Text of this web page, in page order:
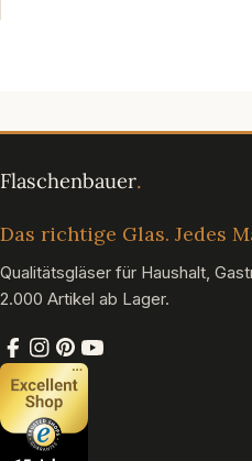
Das richtige Glas. Jedes
Qualitätsgläser für Haushalt,
2.000 Artikel ab Lager.
Facebook
Instagram
Pinterest
YouTube